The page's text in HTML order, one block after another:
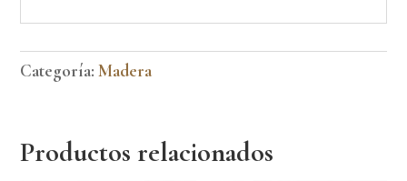
Categoría:Madera
Productos relacionados